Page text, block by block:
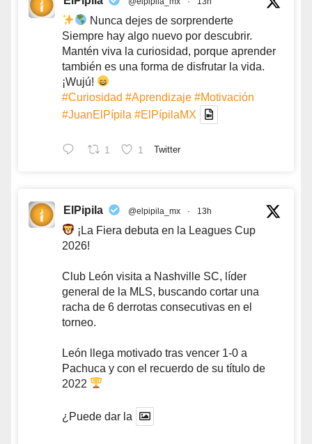
Nunca dejes de sorprenderte
Siempre hay algo nuevo por descubrir.
Mantén viva la curiosidad, porque aprender
también es una forma de disfrutar la vida.
¡Wujú!
#Curiosidad #Aprendizaje #Motivación
#JuanElPípila #ElPípilaMX
1 1 Twitter
ElPipila @elpipila_mx · 13h
¡La Fiera debuta en la Leagues Cup
2026!
Club León visita a Nashville SC, líder
general de la MLS, buscando cortar una
racha de 6 derrotas consecutivas en el
torneo.
León llega motivado tras vencer 1-0 a
Pachuca y con el recuerdo de su título de
2022
¿Puede dar la